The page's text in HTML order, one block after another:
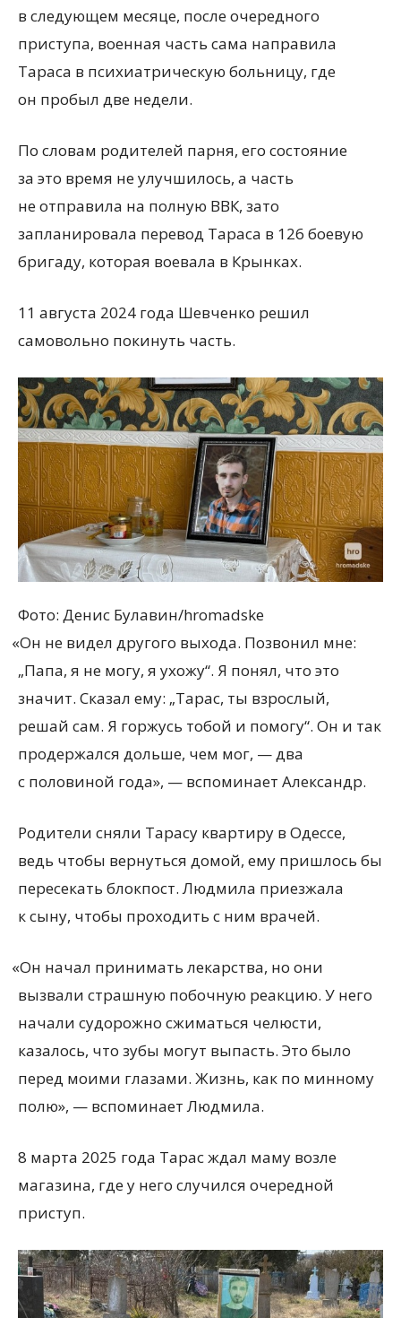
в следующем месяце, после очередного
приступа, военная часть сама направила
Тараса в психиатрическую больницу, где
он пробыл две недели.
По словам родителей парня, его состояние
за это время не улучшилось, а часть
не отправила на полную ВВК, зато
запланировала перевод Тараса в 126 боевую
бригаду, которая воевала в Крынках.
11 августа 2024 года Шевченко решил
самовольно покинуть часть.
Фото: Денис Булавин/hromadske
«Он не видел другого выхода. Позвонил мне:
„Папа, я не могу, я ухожу“. Я понял, что это
значит. Сказал ему: „Тарас, ты взрослый,
решай сам. Я горжусь тобой и помогу“. Он и так
продержался дольше, чем мог, — два
с половиной года», — вспоминает Александр.
Родители сняли Тарасу квартиру в Одессе,
ведь чтобы вернуться домой, ему пришлось бы
пересекать блокпост. Людмила приезжала
к сыну, чтобы проходить с ним врачей.
«Он начал принимать лекарства, но они
вызвали страшную побочную реакцию. У него
начали судорожно сжиматься челюсти,
казалось, что зубы могут выпасть. Это было
перед моими глазами. Жизнь, как по минному
полю», — вспоминает Людмила.
8 марта 2025 года Тарас ждал маму возле
магазина, где у него случился очередной
приступ.